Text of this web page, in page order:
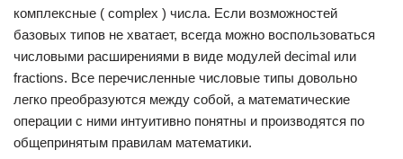
комплексные ( complex ) числа. Если возможностей
базовых типов не хватает, всегда можно воспользоваться
числовыми расширениями в виде модулей decimal или
fractions. Все перечисленные числовые типы довольно
легко преобразуются между собой, а математические
операции с ними интуитивно понятны и производятся по
общепринятым правилам математики.